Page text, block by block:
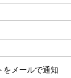
をメールで通知